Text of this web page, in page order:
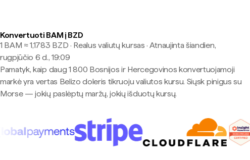
Konvertuoti BAM į BZD
1 BAM ≈ 1,1783 BZD · Realus valiutų kursas · Atnaujinta šiandien,
rugpjūčio 6 d., 19:09
Pamatyk, kaip daug 1 800 Bosnijos ir Hercegovinos konvertuojamoji
markė yra vertas Belizo doleris tikruoju valiutos kursu. Siųsk pinigus su
Morse — jokių paslėptų maržų, jokių išduotų kursų.